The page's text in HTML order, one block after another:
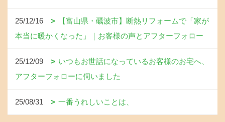
25/12/16
【富山県・礪波市】断熱リフォームで「家が
本当に暖かくなった」｜お客様の声とアフターフォロー
25/12/09
いつもお世話になっているお客様のお宅へ、
アフターフォローに伺いました
25/08/31 一番うれしいことは、